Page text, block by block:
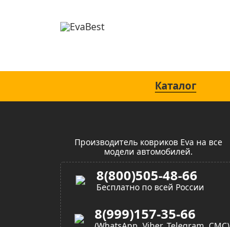
Каталог
Производитель ковриков Eva на все
модели автомобилей.
8(800)505-48-66
Бесплатно по всей России
8(999)157-35-66